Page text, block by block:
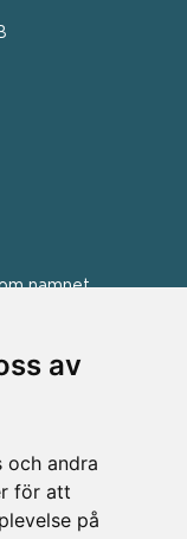
av
och andra
för att
på
namnet
idag en stor
hög
ett av
Me ▪
▪ Kilner ▪